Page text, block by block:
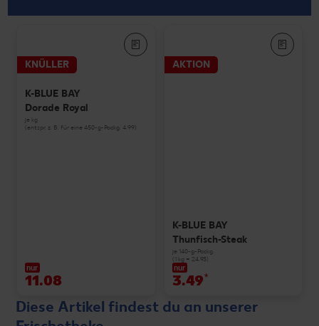
KNÜLLER
K-BLUE BAY
Dorade Royal
je kg
(entspr. z. B. für eine 450-g-Packg. 4.99)
nur
11.08
AKTION
K-BLUE BAY
Thunfisch-Steak
je 140-g-Packg.
(1 kg = 24.93)
nur
3.49*
Diese Artikel findest du an unserer